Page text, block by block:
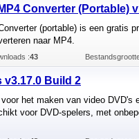
Converter (Portable)
(portable) is een gratis
naar MP4.
:43
v3.17.0 Build 2
het maken van video DVD's
voor DVD-spelers, met